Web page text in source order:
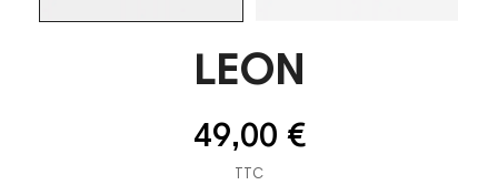
LEON
49,00 €
TTC